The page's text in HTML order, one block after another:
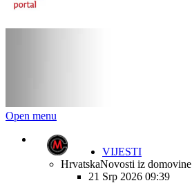
Open menu
VIJESTI
HrvatskaNovosti iz domovine
21 Srp 2026 09:39